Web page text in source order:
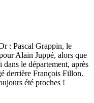
: Pascal Grappin, le
Alain Juppé, alors que
le département, après
derrière François Fillon.
été proches !